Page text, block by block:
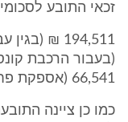
זכאי התובע
(בעבור הרכבת
66,541 (אספקת פחים) = סה"כ 281,052 ₪.
כמו כן ציינה